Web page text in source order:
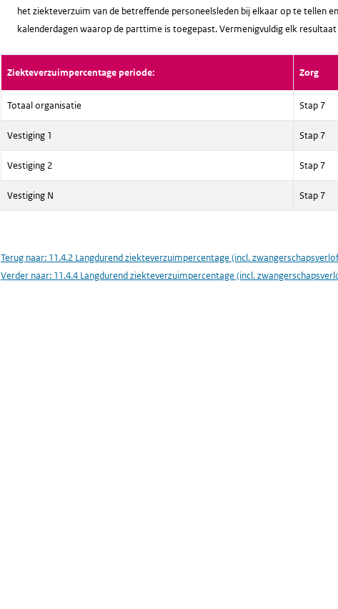
het ziekteverzuim van de betreffende personeelsleden bij elkaar op te tellen
kalenderdagen waarop de parttime is toegepast. Vermenigvuldig elk
Ziekteverzuimpercentage periode: Zorg
Totaal organisatie Stap 7
Vestiging 1 Stap 7
Vestiging 2 Stap 7
Vestiging N Stap 7
Terug naar: 11.4.2 Langdurend ziekteverzuimpercentage (incl.
Verder naar: 11.4.4 Langdurend ziekteverzuimpercentage (incl.